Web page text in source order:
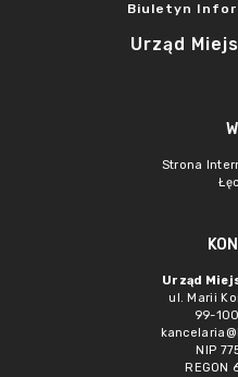
Biuletyn
Urząd
Strona
Urząd
ul. Marii
99-
NIP
REGON